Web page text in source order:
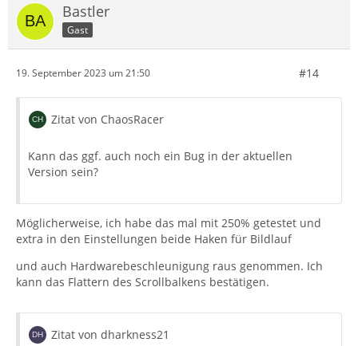
Bastler
Gast
19. September 2023 um 21:50 #14
Zitat von ChaosRacer
Kann das ggf. auch noch ein Bug in der aktuellen
Version sein?
Möglicherweise, ich habe das mal mit 250% getestet und
extra in den Einstellungen beide Haken für Bildlauf
und auch Hardwarebeschleunigung raus genommen. Ich
kann das Flattern des Scrollbalkens bestätigen.
Zitat von dharkness21